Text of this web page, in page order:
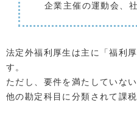
企業主催の運動会、
法定外福利厚生は主に「福利
す。
ただし、要件を満たしていな
他の勘定科目に分類されて課